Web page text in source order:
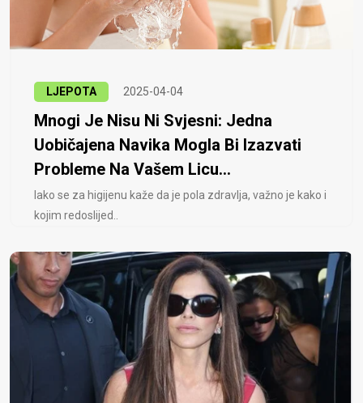
LJEPOTA 2025-04-04
Mnogi Je Nisu Ni Svjesni: Jedna
Uobičajena Navika Mogla Bi Izazvati
Probleme Na Vašem Licu...
Iako se za higijenu kaže da je pola zdravlja, važno je kako i
kojim redoslijed..